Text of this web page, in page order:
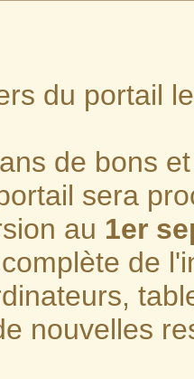
du portail
de bons
sera
au 1er
de
nouvelles